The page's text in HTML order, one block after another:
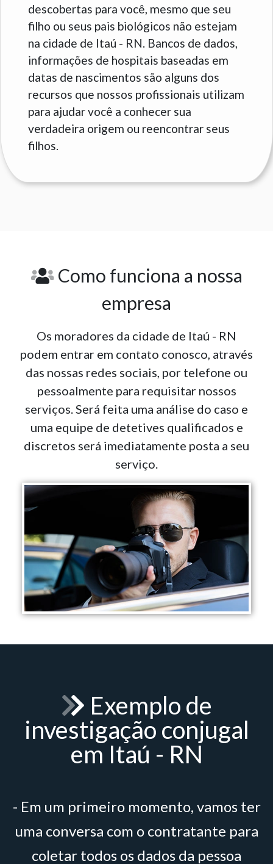
descobertas para você, mesmo que seu
filho ou seus pais biológicos não estejam
na cidade de Itaú - RN. Bancos de dados,
informações de hospitais baseadas em
datas de nascimentos são alguns dos
recursos que nossos profissionais utilizam
para ajudar você a conhecer sua
verdadeira origem ou reencontrar seus
filhos.
Como funciona a nossa
empresa
Os moradores da cidade de Itaú - RN
podem entrar em contato conosco, através
das nossas redes sociais, por telefone ou
pessoalmente para requisitar nossos
serviços. Será feita uma análise do caso e
uma equipe de detetives qualificados e
discretos será imediatamente posta a seu
serviço.
Exemplo de
investigação conjugal
em Itaú - RN
- Em um primeiro momento, vamos ter
uma conversa com o contratante para
coletar todos os dados da pessoa